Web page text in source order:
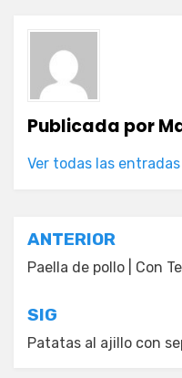
Publicada por
Ver todas las
Navegación
de
entradas
ANTERIOR
Paella de pollo | Con
SIG
Patatas al ajillo con